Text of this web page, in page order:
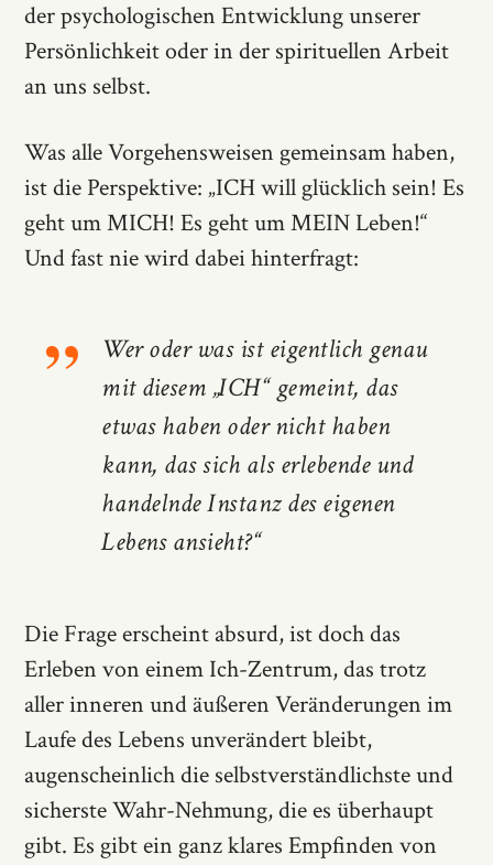
der psychologischen Entwicklung unserer
Persönlichkeit oder in der spirituellen Arbeit
an uns selbst.
Was alle Vorgehensweisen gemeinsam haben,
ist die Perspektive: „ICH will glücklich sein! Es
geht um MICH! Es geht um MEIN Leben!“
Und fast nie wird dabei hinterfragt:
Wer oder was ist eigentlich genau
mit diesem „ICH“ gemeint, das
etwas haben oder nicht haben
kann, das sich als erlebende und
handelnde Instanz des eigenen
Lebens ansieht?“
Die Frage erscheint absurd, ist doch das
Erleben von einem Ich-Zentrum, das trotz
aller inneren und äußeren Veränderungen im
Laufe des Lebens unverändert bleibt,
augenscheinlich die selbstverständlichste und
sicherste Wahr-Nehmung, die es überhaupt
gibt. Es gibt ein ganz klares Empfinden von